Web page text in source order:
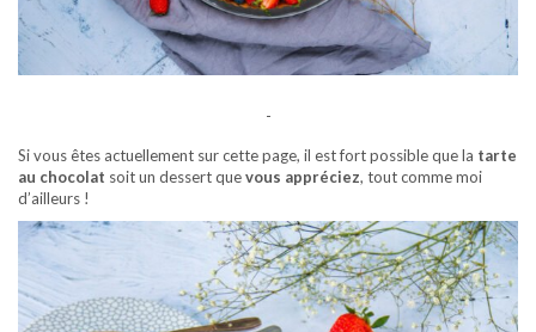
-
Si vous êtes actuellement sur cette page, il est fort possible que la tarte
au chocolat soit un dessert quevous appréciez, tout comme moi
d’ailleurs !